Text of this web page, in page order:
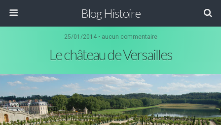
Blog Histoire
25/01/2014 • aucun commentaire
Le château de Versailles